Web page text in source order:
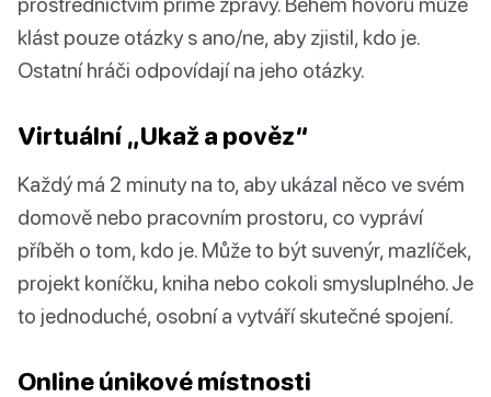
klást pouze otázky s ano/ne, aby zjistil, kdo je.
Ostatní hráči odpovídají na jeho otázky.
Virtuální „Ukaž a pověz“
Každý má 2 minuty na to, aby ukázal něco ve svém
domově nebo pracovním prostoru, co vypráví
příběh o tom, kdo je. Může to být suvenýr, mazlíček,
projekt koníčku, kniha nebo cokoli smysluplného. Je
to jednoduché, osobní a vytváří skutečné spojení.
Online únikové místnosti